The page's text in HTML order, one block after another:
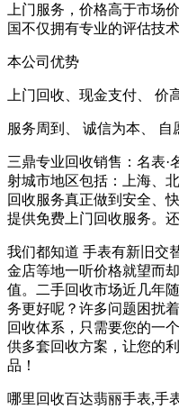
上门服务，价格高于市场
国不仅拥有专业的评估技
本公司优势
上门回收、现金支付、 价
服务周到、 诚信为本、 自
三鼎专业回收销售：名表·
射城市地区包括：上海、
回收服务真正做到安全、
提供免费上门回收服务。
我们都知道 手表有新旧交
金店等地一听价格就望而
值。二手回收市场近几年
务更好呢？许多问题困扰
回收体系，只需要您的一
供多套回收方案，让您的
品！
哪里回收百达翡丽手表,手